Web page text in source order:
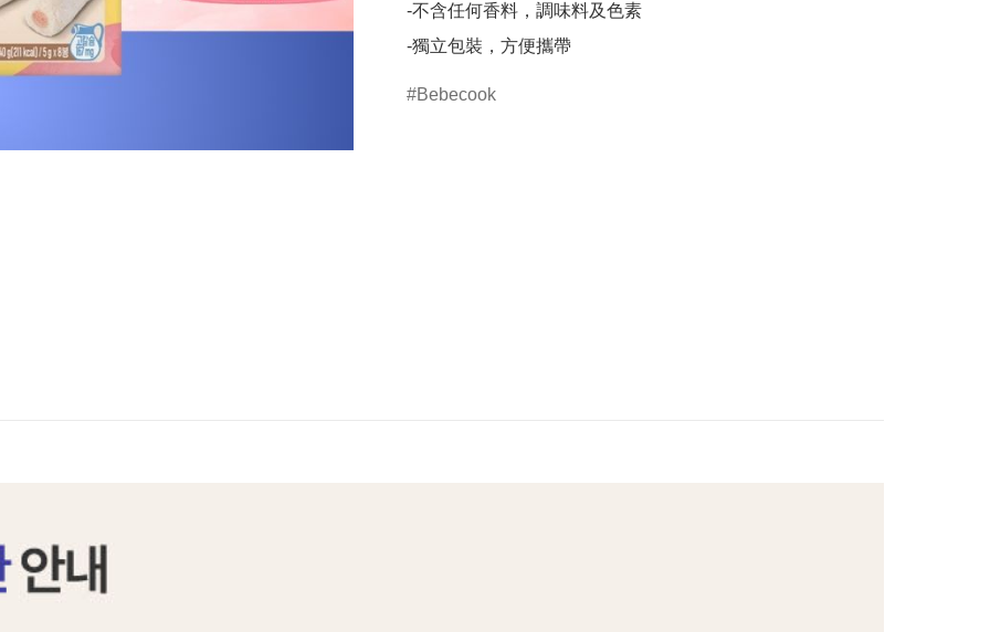
-不含任何香料，調味料及色素
-獨立包裝，方便攜帶
Bebecook